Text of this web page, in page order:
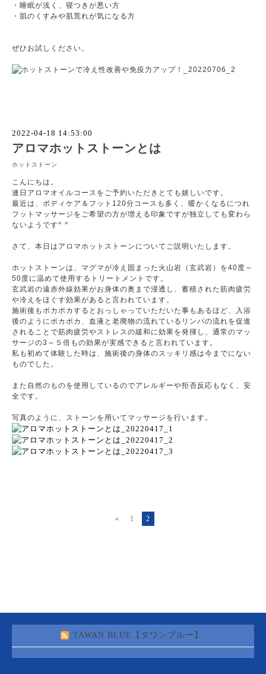
・睡眠が浅く、寝つきが悪い方
・肌のくすみや肌荒れが気になる方
ぜひお試しください。
2022-04-18 14:53:00
アロマホットストーンとは
ホットストーン
こんにちは。
連日アロマオイルコースをご予約いただきとても嬉しいです。
最近は、ボディケア＆フット120分コースも多く、暖かくなるにつれ
フットマッサージをご希望の方が増える印象ですが独立しても変わら
ないようです^ ^
さて、本日はアロマホットストーンについてご説明いたします。
ホットストーンは、マグマが冷え固まった火山岩（玄武岩）を40度～
50度に温めて使用するトリートメントです。
玄武岩の遠赤外線効果がお身体の奥まで浸透し、蓄積された筋肉疲労
や冷えをほぐす効果があると言われています。
施術後もポカポカするとおっしゃっていただいた事もあるほど、入浴
後のようにポカポカ、血液と老廃物の流れているリンパの流れを促進
されることで筋肉疲労やストレスの緩和に効果を発揮し、通常のマッ
サージの3～５倍もの効果が実感できると言われています。
私も初めて体験した時は、施術後の身体のスッキリ感は今までにない
ものでした。
また自然のものを使用しているのでアレルギーや拒否反応もなく、安
全です。
写真のように、ストーンを用いてマッサージを行います。
« 1 2
TAWAN BLUE【タワンブルー】